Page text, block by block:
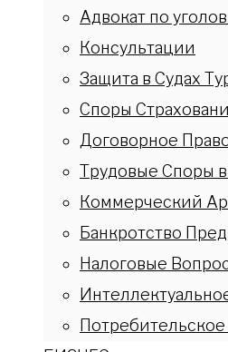
Адвокат по
Консультации
Защита в Судах
Споры
Договорное
Трудовые Споры
Коммерческий
Банкротство
Налоговые